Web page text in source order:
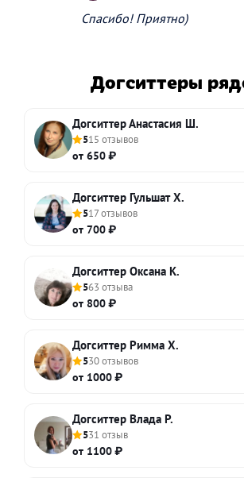
Спасибо! Приятно)
Догситтеры
Догситтер Анастасия Ш.
515 отзывов
от 650 ₽
Догситтер Гульшат Х.
517 отзывов
от 700 ₽
Догситтер Оксана К.
563 отзыва
от 800 ₽
Догситтер Римма Х.
530 отзывов
от 1000 ₽
Догситтер Влада Р.
531 отзыв
от 1100 ₽